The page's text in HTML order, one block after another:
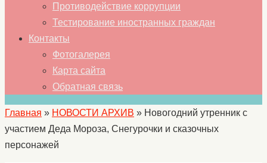
Противодействие коррупции
Тестирование иностранных граждан
Контакты
Фотогалерея
Карта сайта
Обратная связь
Главная » НОВОСТИ АРХИВ » Новогодний утренник с
участием Деда Мороза, Снегурочки и сказочных
персонажей